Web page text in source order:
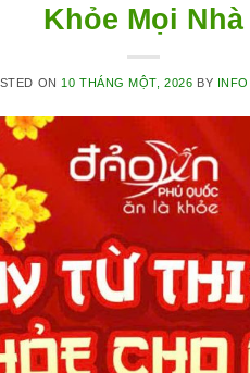
Khỏe Mọi Nhà
ON 10 THÁNG MỘT, 2026 BY